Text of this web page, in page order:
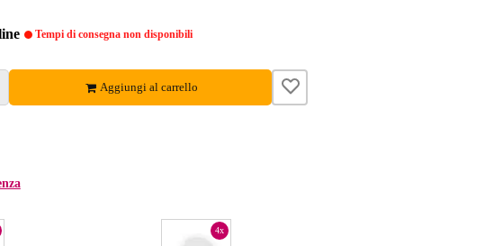
Tempi di consegna non disponibili
Aggiungi al carrello
4x